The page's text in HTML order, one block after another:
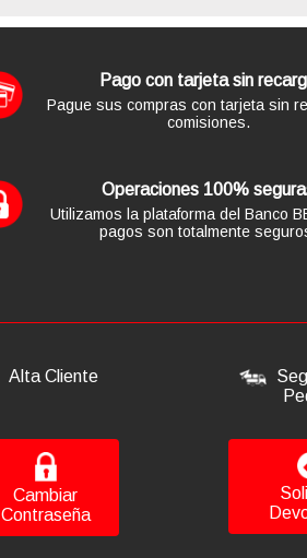
Pago con tarjeta sin
Pague sus compras con tarjeta sin
comisiones.
Operaciones 100%
Utilizamos la plataforma del Banco
pagos son totalmente
Alta Cliente
Cambiar
Contraseña